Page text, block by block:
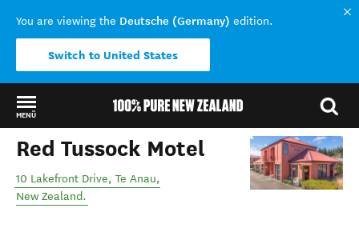
You are viewing the Deutsche (Germany) edition.
Switch to United States
MENÜ
Back to my results
Red Tussock Motel
10 Lakefront Drive, Te Anau,
New Zealand.